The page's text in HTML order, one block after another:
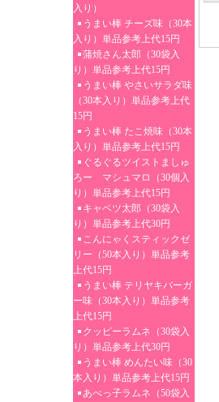
入り）
うまい棒 チーズ味（30本
入り）単品参考上代15円
蒲焼さん太郎（30袋入
り）単品参考上代15円
うまい棒 やさいサラダ味
（30本入り）単品参考上代
15円
うまい棒 たこ焼味（30本
入り）単品参考上代15円
ぐるぐるツイストましゅ
ろー マシュマロ（30個入
り）単品参考上代15円
キャベツ太郎（30袋入
り）単品参考上代30円
こんにゃくスティックゼ
リー（50本入り）単品参考
上代15円
うまい棒 テリヤキバーガ
ー味（30本入り）単品参考
上代15円
クッピーラムネ（30袋入
り）単品参考上代30円
うまい棒 めんたい味（30
本入り）単品参考上代15円
あべっ子ラムネ（50袋入